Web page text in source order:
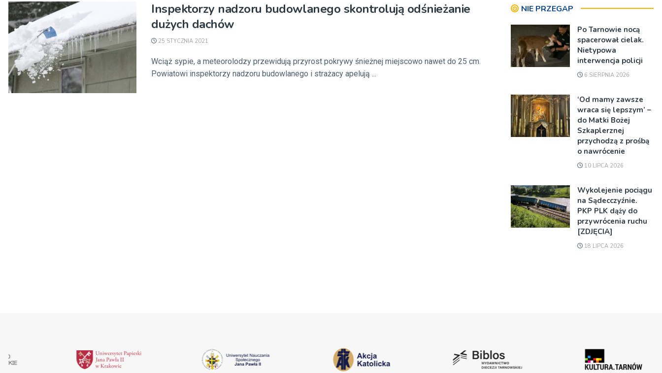
Inspektorzy nadzoru budowlanego skontrolują odśnieżanie
dużych dachów
25 STYCZNIA 2021
Wciąż sypie, a meteorolodzy przewidują przyrost pokrywy śnieżnej miejscowo nawet do 25 cm.
Powiatowi inspektorzy nadzoru budowlanego i strażacy apelują ...
NIE PRZEGAP
Po Tarnowie nocą
spacerował cielak.
Nietypowa
interwencja policji
6 SIERPNIA 2026
‘Od mamy zawsze
wraca się lepszym’ –
do Matki Bożej
Szkaplerznej
przychodzą z prośbą
o nawrócenie
10 LIPCA 2026
Wykolejenie pociągu
na Sądecczyźnie.
PKP PLK dąży do
przywrócenia ruchu
[ZDJĘCIA]
18 LIPCA 2026